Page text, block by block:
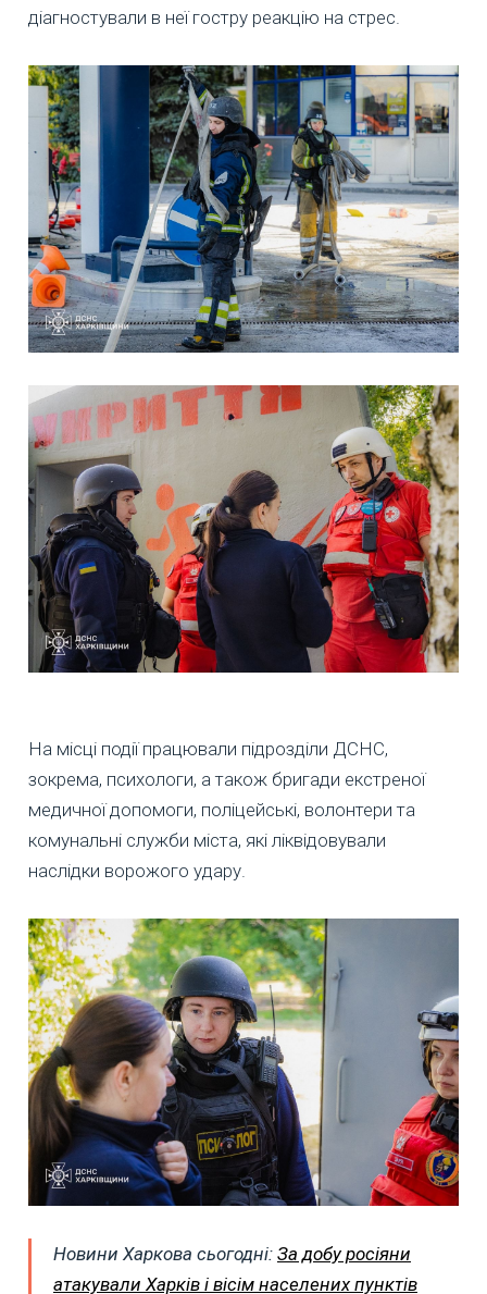
діагностували в неї гостру реакцію на стрес.
На місці події працювали підрозділи ДСНС,
зокрема, психологи, а також бригади екстреної
медичної допомоги, поліцейські, волонтери та
комунальні служби міста, які ліквідовували
наслідки ворожого удару.
Новини Харкова сьогодні: За добу росіяни
атакували Харків і вісім населених пунктів